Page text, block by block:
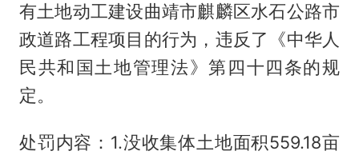
有土地动工建设曲靖市麒麟区水石公路市
政道路工程项目的行为，违反了《中华人
民共和国土地管理法》第四十四条的规
定。
处罚内容：1.没收集体土地面积559.18亩